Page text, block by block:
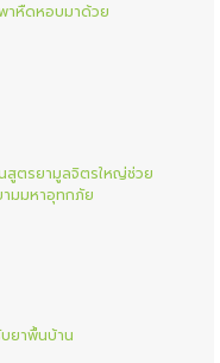
าหืดหอบมาด้วย
สูตรยามูลจิตรใหญ่ช่วย
มมหาอุทกภัย
ยาพื้นบ้าน